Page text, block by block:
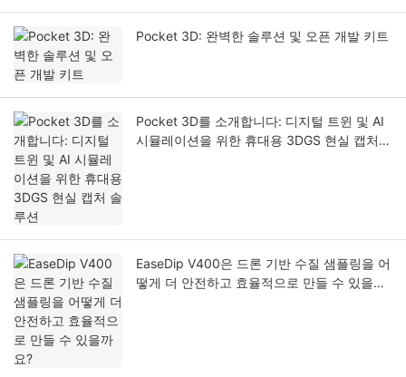
Pocket 3D: 완벽한 솔루션 및 오픈 개발 키트
Pocket 3D를 소개합니다: 디지털 트윈 및 AI
시뮬레이션을 위한 휴대용 3DGS 현실 캡처
EaseDip V400은 드론 기반 수질 샘플링을 어
떻게 더 안전하고 효율적으로 만들 수 있을까